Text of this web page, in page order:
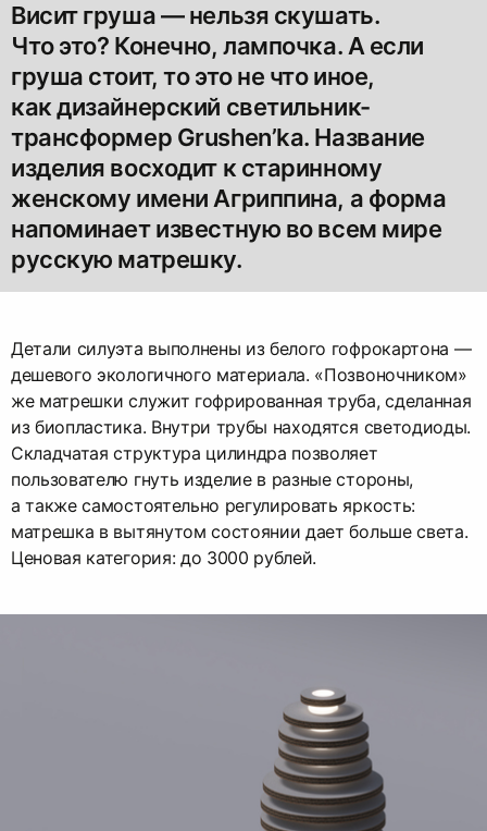
Висит груша — нельзя скушать.
Что это? Конечно, лампочка. А если
груша стоит, то это не что иное,
как дизайнерский светильник-
трансформер Grushen’ka. Название
изделия восходит к старинному
женскому имени Агриппина, а форма
напоминает известную во всем мире
русскую матрешку.
Детали силуэта выполнены из белого гофрокартона —
дешевого экологичного материала. «Позвоночником»
же матрешки служит гофрированная труба, сделанная
из биопластика. Внутри трубы находятся светодиоды.
Складчатая структура цилиндра позволяет
пользователю гнуть изделие в разные стороны,
а также самостоятельно регулировать яркость:
матрешка в вытянутом состоянии дает больше света.
Ценовая категория: до 3000 рублей.